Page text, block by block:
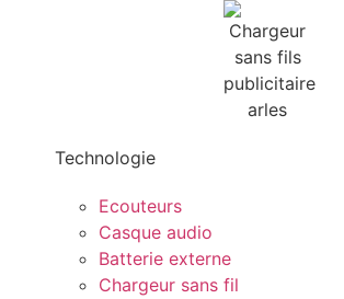
Technologie
Ecouteurs
Casque audio
Batterie externe
Chargeur sans fil